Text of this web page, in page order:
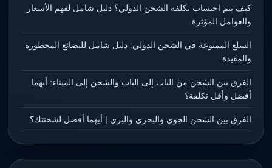
كيف يتم احتساب تكلفة الشحن الدولي؟ دليل شامل لفهم الأسعار
والعوامل المؤثرة
السلع الممنوعة في الشحن الدولي: دليل شامل للبضائع المحظورة
والمقيدة
الفرق بين الشحن من الباب إلى الباب والشحن إلى الميناء: أيهما
أفضل وأقل تكلفة؟
الفرق بين الشحن الجوي والبحري والبري | أيهما أفضل لشحنتك؟